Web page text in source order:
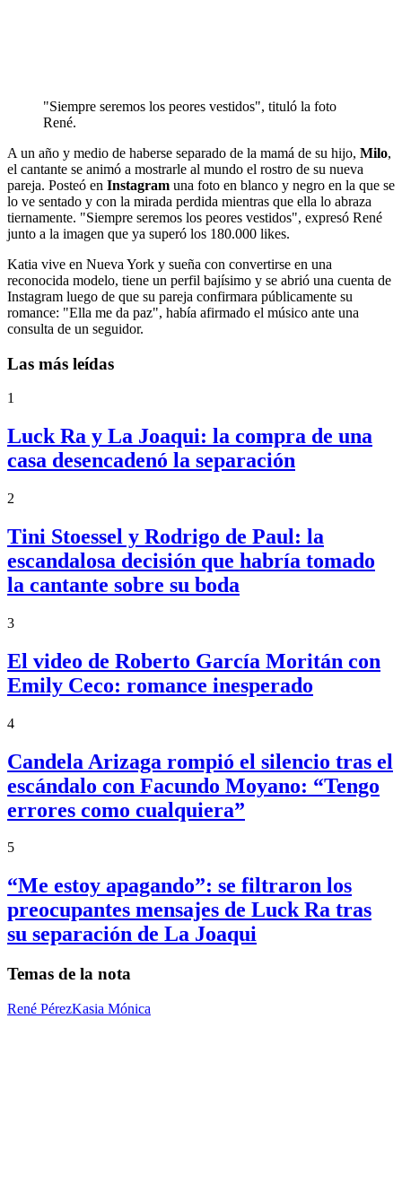
"Siempre seremos los peores vestidos", tituló la foto
René.
A un año y medio de haberse separado de la mamá de su hijo, Milo,
el cantante se animó a mostrarle al mundo el rostro de su nueva
pareja. Posteó en Instagram una foto en blanco y negro en la que se
lo ve sentado y con la mirada perdida mientras que ella lo abraza
tiernamente. "Siempre seremos los peores vestidos", expresó René
junto a la imagen que ya superó los 180.000 likes.
Katia vive en Nueva York y sueña con convertirse en una
reconocida modelo, tiene un perfil bajísimo y se abrió una cuenta de
Instagram luego de que su pareja confirmara públicamente su
romance: "Ella me da paz", había afirmado el músico ante una
consulta de un seguidor.
Las más leídas
1
Luck Ra y La Joaqui: la compra de una
casa desencadenó la separación
2
Tini Stoessel y Rodrigo de Paul: la
escandalosa decisión que habría tomado
la cantante sobre su boda
3
El video de Roberto García Moritán con
Emily Ceco: romance inesperado
4
Candela Arizaga rompió el silencio tras el
escándalo con Facundo Moyano: “Tengo
errores como cualquiera”
5
“Me estoy apagando”: se filtraron los
preocupantes mensajes de Luck Ra tras
su separación de La Joaqui
Temas de la nota
René PérezKasia Mónica